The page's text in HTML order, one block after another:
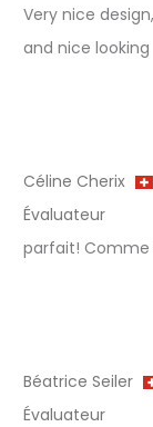
g
n
Very nice
and nice looking
Céline Cherix
Évaluateur
parfait! Comme
Béatrice Seiler
Évaluateur